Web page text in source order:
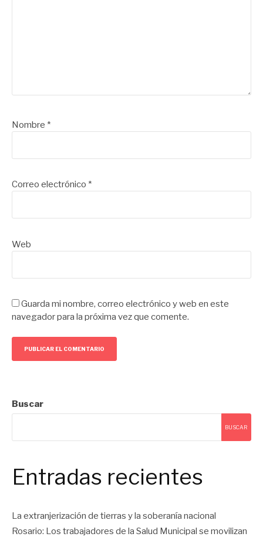
Nombre *
Correo electrónico *
Web
Guarda mi nombre, correo electrónico y web en este
navegador para la próxima vez que comente.
Buscar
BUSCAR
Entradas recientes
La extranjerización de tierras y la soberanía nacional
Rosario: Los trabajadores de la Salud Municipal se movilizan